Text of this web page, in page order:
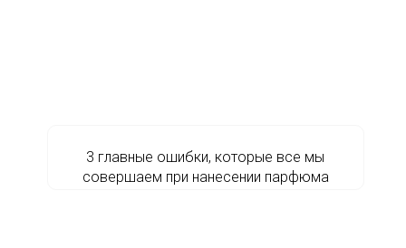
3 главные ошибки, которые все мы
совершаем при нанесении парфюма